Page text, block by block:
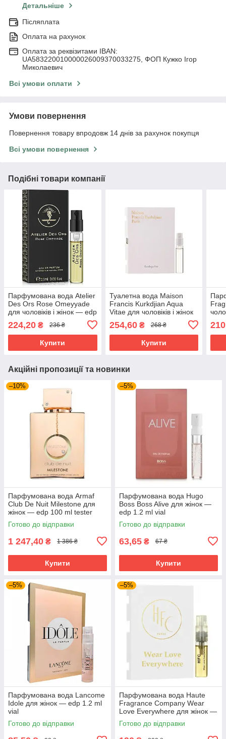
Детальніше
Післяплата
Оплата на рахунок
Оплата за реквізитами IBAN:
UA583220010000026009370033275, ФОП Кужко Ігор
Миколаевич
Всі умови оплати
Умови повернення
Повернення товару впродовж 14 днів за рахунок покупця
Всі умови повернення
Подібні товари компанії
Парфумована вода Atelier
Des Ors Rose Omeyyade
для чоловіків і жінок — edp
224,20 ₴ 236 ₴
Купити
Туалетна вода Maison
Francis Kurkdjian Aqua
Vitae для чоловіків і жінок
254,60₴ 268 ₴
Купити
Акційні пропозиції та новинки
–10%
Парфумована вода Armaf
Club De Nuit Milestone для
жінок — edp 100 ml tester
Готово до відправки
1 247,40 ₴ 1 386 ₴
Купити
–5%
Парфумована вода Hugo
Boss Boss Alive для жінок —
edp 1.2 ml vial
Готово до відправки
63,65 ₴ 67 ₴
Купити
–5%
Парфумована вода Lancome
Idole для жінок — edp 1.2 ml
vial
Готово до відправки
–5%
Парфумована вода Haute
Fragrance Company Wear
Love Everywhere для жінок —
edp 2.5 ml vial
Готово до відправки